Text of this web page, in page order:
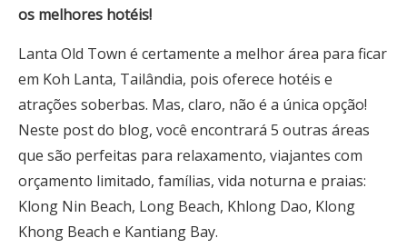
os melhores hotéis!
Lanta Old Town é certamente a melhor área para ficar
em Koh Lanta, Tailândia, pois oferece hotéis e
atrações soberbas. Mas, claro, não é a única opção!
Neste post do blog, você encontrará 5 outras áreas
que são perfeitas para relaxamento, viajantes com
orçamento limitado, famílias, vida noturna e praias:
Klong Nin Beach, Long Beach, Khlong Dao, Klong
Khong Beach e Kantiang Bay.